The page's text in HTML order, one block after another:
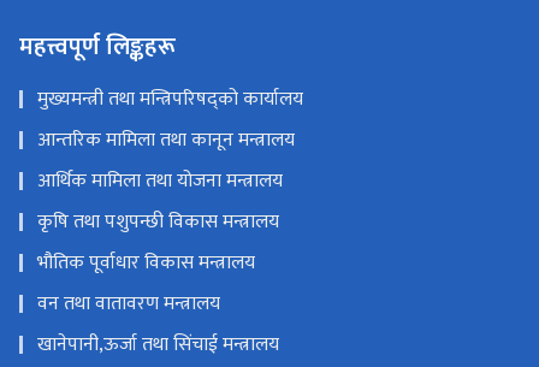
महत्त्वपूर्ण लिङ्कहरू
मुख्यमन्त्री तथा मन्त्रिपरिषद्को कार्यालय
आन्तरिक मामिला तथा कानून मन्त्रालय
आर्थिक मामिला तथा योजना मन्त्रालय
कृषि तथा पशुपन्छी विकास मन्त्रालय
भौतिक पूर्वाधार विकास मन्त्रालय
वन तथा वातावरण मन्त्रालय
खानेपानी,ऊर्जा तथा सिंचाई मन्त्रालय